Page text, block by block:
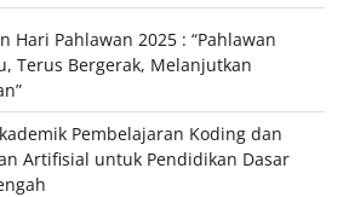
Hari Pahlawan 2025 : “Pahlawan
Terus Bergerak, Melanjutkan
Pembelajaran Koding dan
Artifisial untuk Pendidikan Dasar